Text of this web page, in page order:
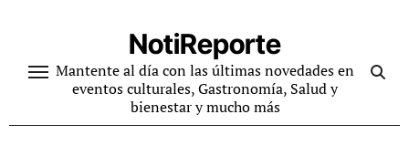
contenido
NotiReporte
Mantente al día con las últimas novedades en
eventos culturales, Gastronomía, Salud y
bienestar y mucho más